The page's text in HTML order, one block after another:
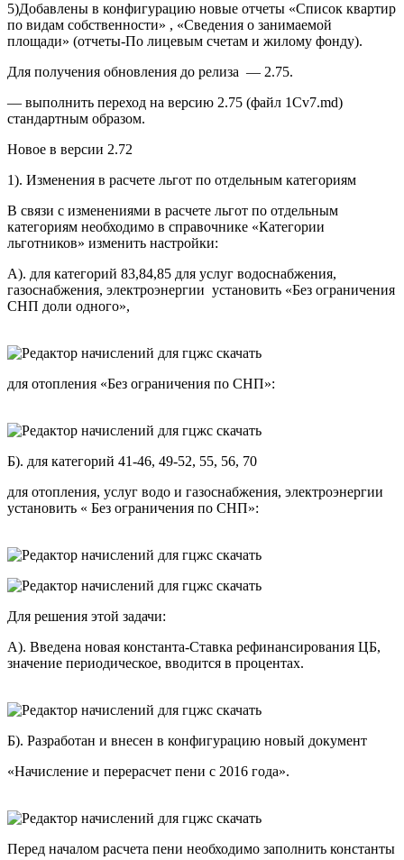
5)Добавлены в конфигурацию новые отчеты «Список квартир
по видам собственности» , «Сведения о занимаемой
площади» (отчеты-По лицевым счетам и жилому фонду).
Для получения обновления до релиза — 2.75.
— выполнить переход на версию 2.75 (файл 1Cv7.md)
стандартным образом.
Новое в версии 2.72
1). Изменения в расчете льгот по отдельным категориям
В связи с изменениями в расчете льгот по отдельным
категориям необходимо в справочнике «Категории
льготников» изменить настройки:
А). для категорий 83,84,85 для услуг водоснабжения,
газоснабжения, электроэнергии установить «Без ограничения
СНП доли одного»,
для отопления «Без ограничения по СНП»:
Б). для категорий 41-46, 49-52, 55, 56, 70
для отопления, услуг водо и газоснабжения, электроэнергии
установить « Без ограничения по СНП»:
Для решения этой задачи:
А). Введена новая константа-Ставка рефинансирования ЦБ,
значение периодическое, вводится в процентах.
Б). Разработан и внесен в конфигурацию новый документ
«Начисление и перерасчет пени с 2016 года».
Перед началом расчета пени необходимо заполнить константы